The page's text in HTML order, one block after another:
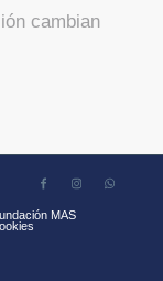
cambian
MAS